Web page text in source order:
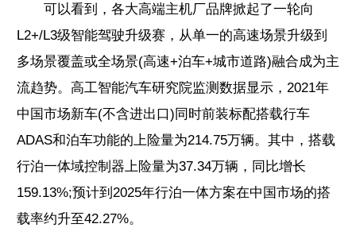
可以看到，各大高端主机厂品牌掀起了一轮向
L2+/L3级智能驾驶升级赛，从单一的高速场景升级到
多场景覆盖或全场景(高速+泊车+城市道路)融合成为主
流趋势。高工智能汽车研究院监测数据显示，2021年
中国市场新车(不含进出口)同时前装标配搭载行车
ADAS和泊车功能的上险量为214.75万辆。其中，搭载
行泊一体域控制器上险量为37.34万辆，同比增长
159.13%;预计到2025年行泊一体方案在中国市场的搭
载率约升至42.27%。